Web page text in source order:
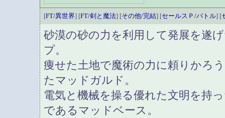
[FT/異世界] [FT/剣と魔法] [その他/完結] [セールスＰ/バトル] [
砂漠の砂の力を利用して発展を遂
プ。
痩せた土地で魔術の力に頼りかろ
たマッドガルド。
電気と機械を操る優れた文明を持
であるマッドベース。